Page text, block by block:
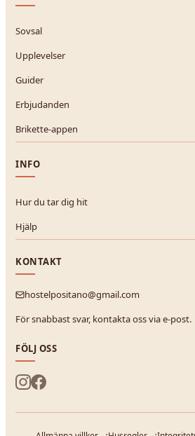
Sovsal
Upplevelser
Guider
Erbjudanden
Brikette-appen
INFO
Hur du tar dig hit
Hjälp
KONTAKT
hostelpositano@gmail.com
För snabbast svar, kontakta oss via e-post.
FÖLJ OSS